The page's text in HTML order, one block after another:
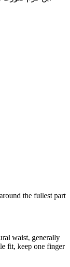
the fullest part
waist, generally
fit, keep one finger